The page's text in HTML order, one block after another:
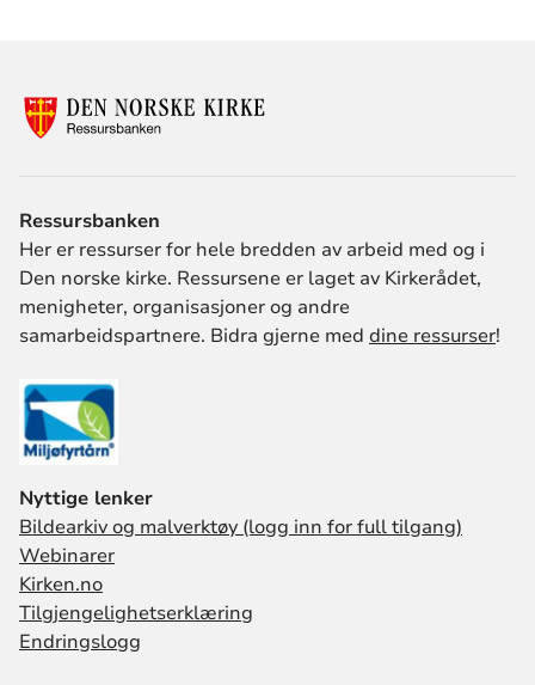
Ressursbanken
Her er ressurser for hele bredden av arbeid med og i
Den norske kirke. Ressursene er laget av Kirkerådet,
menigheter, organisasjoner og andre
samarbeidspartnere. Bidra gjerne med dine ressurser!
Nyttige lenker
Bildearkiv og malverktøy (logg inn for full tilgang)
Webinarer
Kirken.no
Tilgjengelighetserklæring
Endringslogg